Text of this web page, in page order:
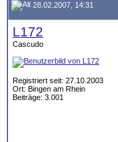
28.02.2007, 14:31
L172
Cascudo
Registriert seit: 27.10.2003
Ort: Bingen am Rhein
Beiträge: 3.001